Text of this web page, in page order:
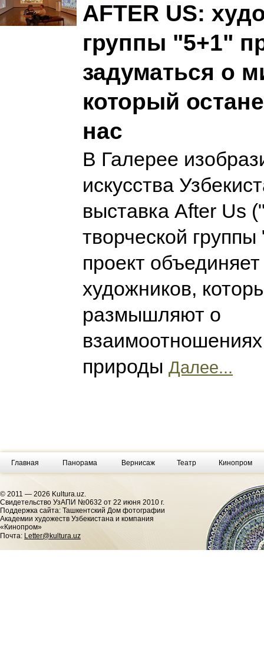
AFTER US:
группы "5+1"
задуматься о
который
нас
В Галерее
искусства
выставка After Us
творческой
проект
художников,
размышляют о
природы Далее...
Главная Панорама Вернисаж Театр Кинопром
© 2011 — 2026 Kultura.uz.
Cвидетельство УзАПИ №0632 от 22 июня 2010 г.
Поддержка сайта: Ташкентский Дом фотографии
Академии художеств Узбекистана и компания
«Кинопром»
Почта: Letter@kultura.uz